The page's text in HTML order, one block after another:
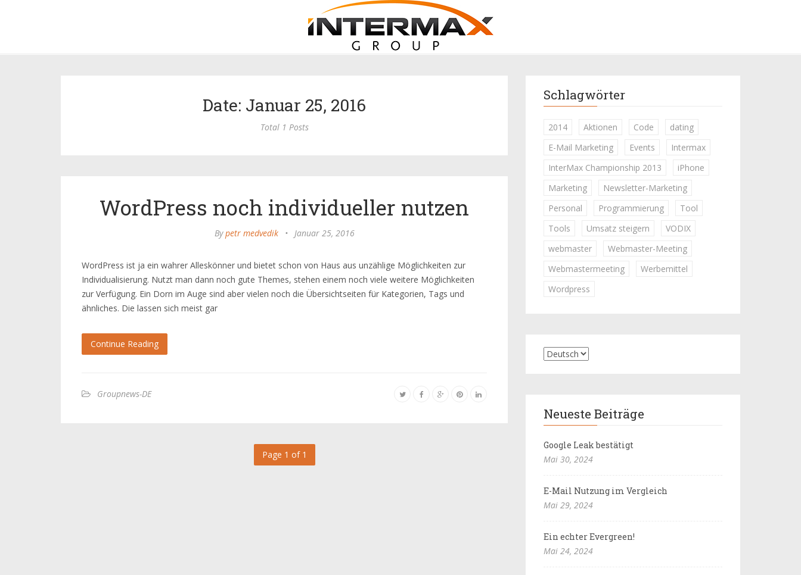
Date: Januar 25, 2016
Total 1 Posts
WordPress noch individueller nutzen
Bypetr medvedik • Januar 25, 2016
WordPress ist ja ein wahrer Alleskönner und bietet schon von Haus aus unzählige Möglichkeiten zur
Individualisierung. Nutzt man dann noch gute Themes, stehen einem noch viele weitere Möglichkeiten
zur Verfügung. Ein Dorn im Auge sind aber vielen noch die Übersichtseiten für Kategorien, Tags und
ähnliches. Die lassen sich meist gar
Continue Reading
Groupnews-DE
Page 1 of 1
Schlagwörter
2014 Aktionen Code
dating
E-Mail Marketing
Events
Intermax
InterMax Championship 2013
iPhone
Marketing
Newsletter-Marketing
Personal
Programmierung
Tool
Tools
Umsatz steigern
VODIX
webmaster
Webmaster-Meeting
Webmastermeeting
Werbemittel
Wordpress
Neueste Beiträge
Google Leak bestätigt
Mai 30, 2024
E-Mail Nutzung im Vergleich
Mai 29, 2024
Ein echter Evergreen!
Mai 24, 2024